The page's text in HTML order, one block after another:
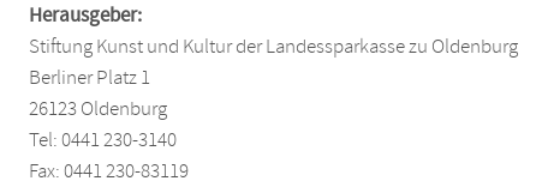
Herausgeber:
Stiftung Kunst und Kultur der Landessparkasse zu Oldenburg
Berliner Platz 1
26123 Oldenburg
Tel: 0441 230-3140
Fax: 0441 230-83119